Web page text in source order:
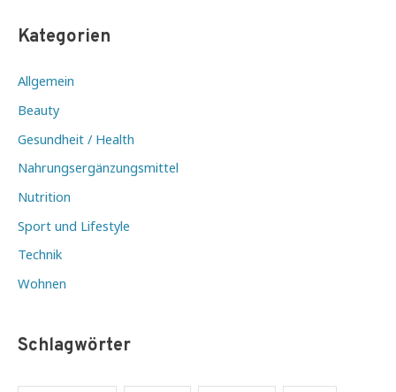
Kategorien
Allgemein
Beauty
Gesundheit / Health
Nahrungsergänzungsmittel
Nutrition
Sport und Lifestyle
Technik
Wohnen
Schlagwörter